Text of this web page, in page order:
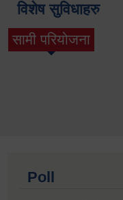
विशेष सुविधाहरु
सामी परियोजना
(active tab)
Poll